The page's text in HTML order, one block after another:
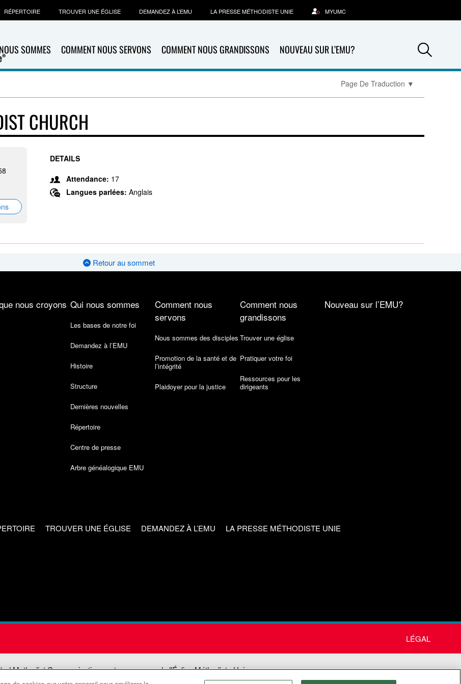
SOMMES COMMENT NOUS SERVONS COMMENT NOUS GRANDISSONS NOUVEAU SUR L’EMU?
RÉPERTOIRE TROUVER UNE ÉGLISE DEMANDEZ À L’EMU LA PRESSE MÉTHODISTE UNIE MYUMC
Page De Traduction ▼
CHURCH
DETAILS
Attendance: 17
Langues parlées: Anglais
Retour au sommet
nous croyons Qui nous sommes
Les bases de notre foi
Demandez à l’EMU
Histoire
Structure
Dernières nouvelles
Répertoire
Centre de presse
Arbre généalogique EMU
Comment nous
servons
Nous sommes des disciples
Promotion de la santé et de
l’intégrité
Plaidoyer pour la justice
Comment nous
grandissons
Trouver une église
Pratiquer votre foi
Ressources pour les
dirigeants
Nouveau sur l’EMU?
TROUVER UNE ÉGLISE DEMANDEZ À L’EMU LA PRESSE MÉTHODISTE UNIE
LÉGAL
Methodist Communications est une agence de l'Église Méthodiste Unie